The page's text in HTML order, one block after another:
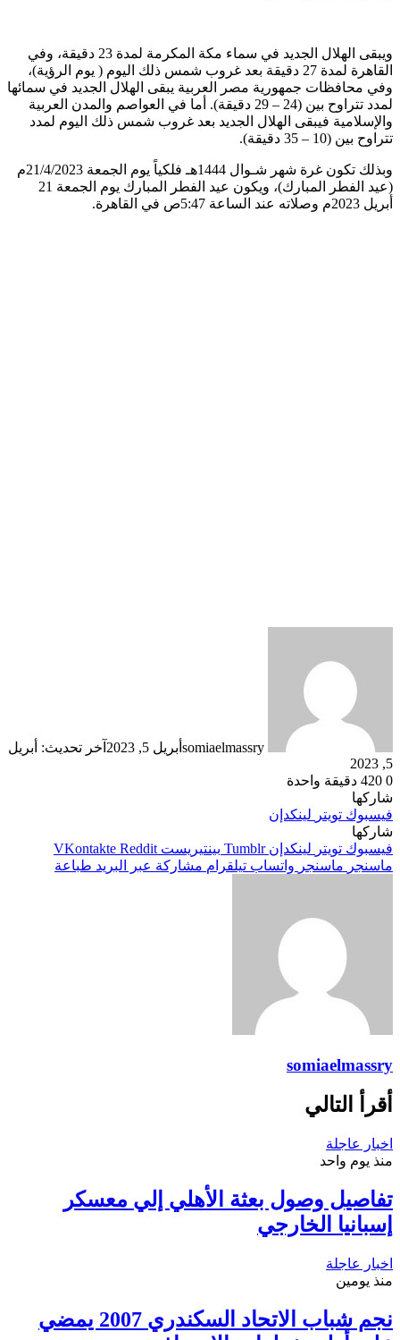
ويبقى الهلال الجديد في سماء مكة المكرمة لمدة 23 دقيقة، وفي
القاهرة لمدة 27 دقيقة بعد غروب شمس ذلك اليوم ( يوم الرؤية)،
وفي محافظات جمهورية مصر العربية يبقى الهلال الجديد في سمائها
لمدد تتراوح بين (24 – 29 دقيقة). أما في العواصم والمدن العربية
والإسلامية فيبقى الهلال الجديد بعد غروب شمس ذلك اليوم لمدد
تتراوح بين (10 – 35 دقيقة).
وبذلك تكون غرة شهر شـوال 1444هـ فلكياً يوم الجمعة 21/4/2023م
(عيد الفطر المبارك)، ويكون عيد الفطر المبارك يوم الجمعة 21
أبريل 2023م وصلاته عند الساعة 5:47ص في القاهرة.
somiaelmassry أبريل 5, 2023
آخر تحديث: أبريل
5, 2023
0
دقيقة واحدة
شاركها
فيسبوك تويتر لينكدإن
شاركها
فيسبوك تويتر لينكدإن بينتيريست
ماسنجر ماسنجر واتساب تيلقرام مشاركة عبر البريد طباعة
somiaelmassry
أقرأ التالي
اخبار عاجلة
منذ يوم واحد
تفاصيل وصول بعثة الأهلي إلي معسكر
إسبانيا الخارجي
اخبار عاجلة
منذ يومين
نجم شباب الاتحاد السكندري 2007 يمضي